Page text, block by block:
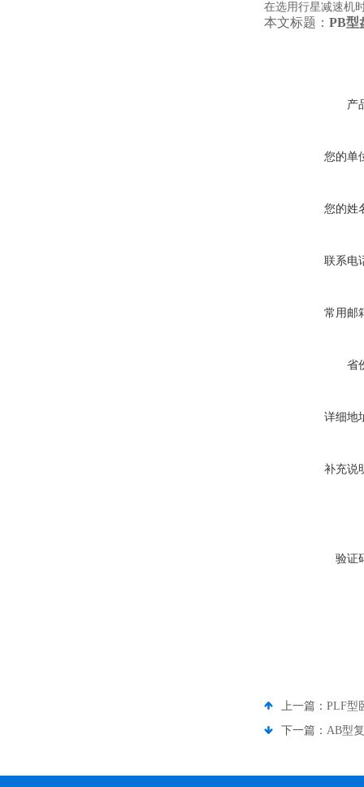
在选用行星减速机
本文标题： PB型
产
您的单
您的姓
联系电
常用邮
省
详细地
补充说
验证
上一篇： PLF型
下一篇： AB型